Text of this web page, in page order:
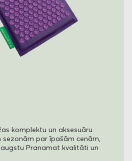
komplektu un aksesuāru
sezonām par īpašām cenām,
Pranamat kvalitāti un